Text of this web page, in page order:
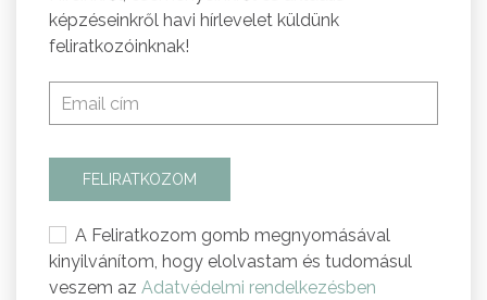
képzéseinkről havi hírlevelet küldünk
feliratkozóinknak!
FELIRATKOZOM
A Feliratkozom gomb megnyomásával
kinyilvánítom, hogy elolvastam és tudomásul
veszem az Adatvédelmi rendelkezésben